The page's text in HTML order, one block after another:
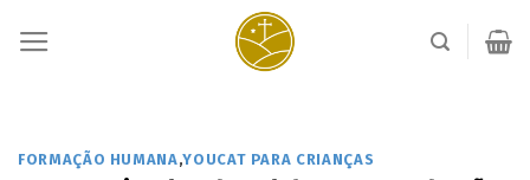
FORMAÇÃO HUMANA,YOUCAT PARA CRIANÇAS